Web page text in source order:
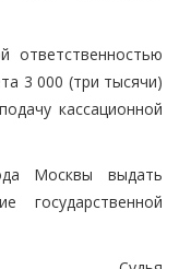
ответственностью
3 000 (три тысячи)
кассационной
Москвы выдать
государственной